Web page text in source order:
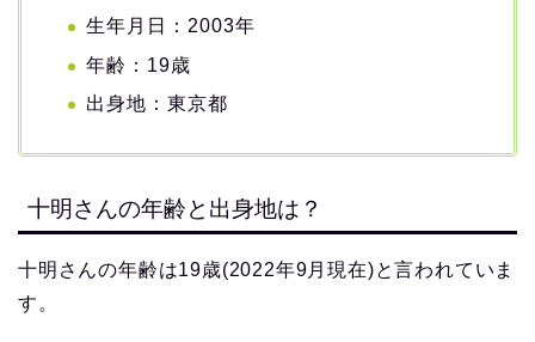
生年月日：2003年
年齢：19歳
出身地：東京都
十明さんの年齢と出身地は？
十明さんの年齢は19歳(2022年9月現在)と言われていま
す。